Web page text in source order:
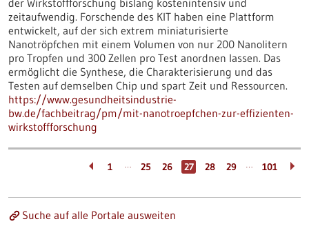
der Wirkstoffforschung bislang kostenintensiv und
zeitaufwendig. Forschende des KIT haben eine Plattform
entwickelt, auf der sich extrem miniaturisierte
Nanotröpfchen mit einem Volumen von nur 200 Nanolitern
pro Tropfen und 300 Zellen pro Test anordnen lassen. Das
ermöglicht die Synthese, die Charakterisierung und das
Testen auf demselben Chip und spart Zeit und Ressourcen.
https://www.gesundheitsindustrie-
bw.de/fachbeitrag/pm/mit-nanotroepfchen-zur-effizienten-
wirkstoffforschung
1 … 25 26 27 28 29 … 101
Suche auf alle Portale ausweiten